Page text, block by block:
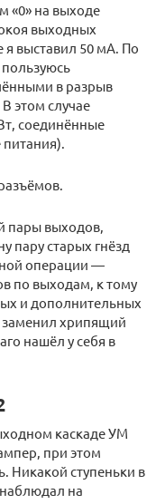
«0» на выходе
выходных
я выставил 50 мА. По
в разрыв
этом случае
соединённые
пары выходов,
пару старых гнёзд
операции —
по выходам, к тому
и дополнительных
заменил хрипящий
нашёл у себя в
каскаде УМ
при этом
Никакой ступеньки в
на